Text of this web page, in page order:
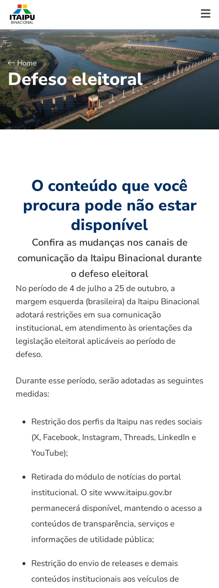
Home
Defeso eleitoral
O conteúdo que você
procura pode não estar
disponível
Confira as mudanças nos canais de
comunicação da Itaipu Binacional durante
o defeso eleitoral
No período de 4 de julho a 25 de outubro, a
margem esquerda (brasileira) da Itaipu Binacional
adotará restrições em sua comunicação
institucional, em atendimento às orientações da
legislação eleitoral aplicáveis ao período de
defeso.
Durante esse período, serão adotadas as seguintes
medidas:
Restrição dos perfis da Itaipu nas redes sociais
(X, Facebook, Instagram, Threads, LinkedIn e
YouTube);
Retirada do módulo de notícias do portal
institucional. O site www.itaipu.gov.br
permanecerá disponível, mantendo o acesso a
conteúdos de transparência, serviços e
informações de utilidade pública;
Restrição do envio de releases e demais
conteúdos institucionais aos veículos de